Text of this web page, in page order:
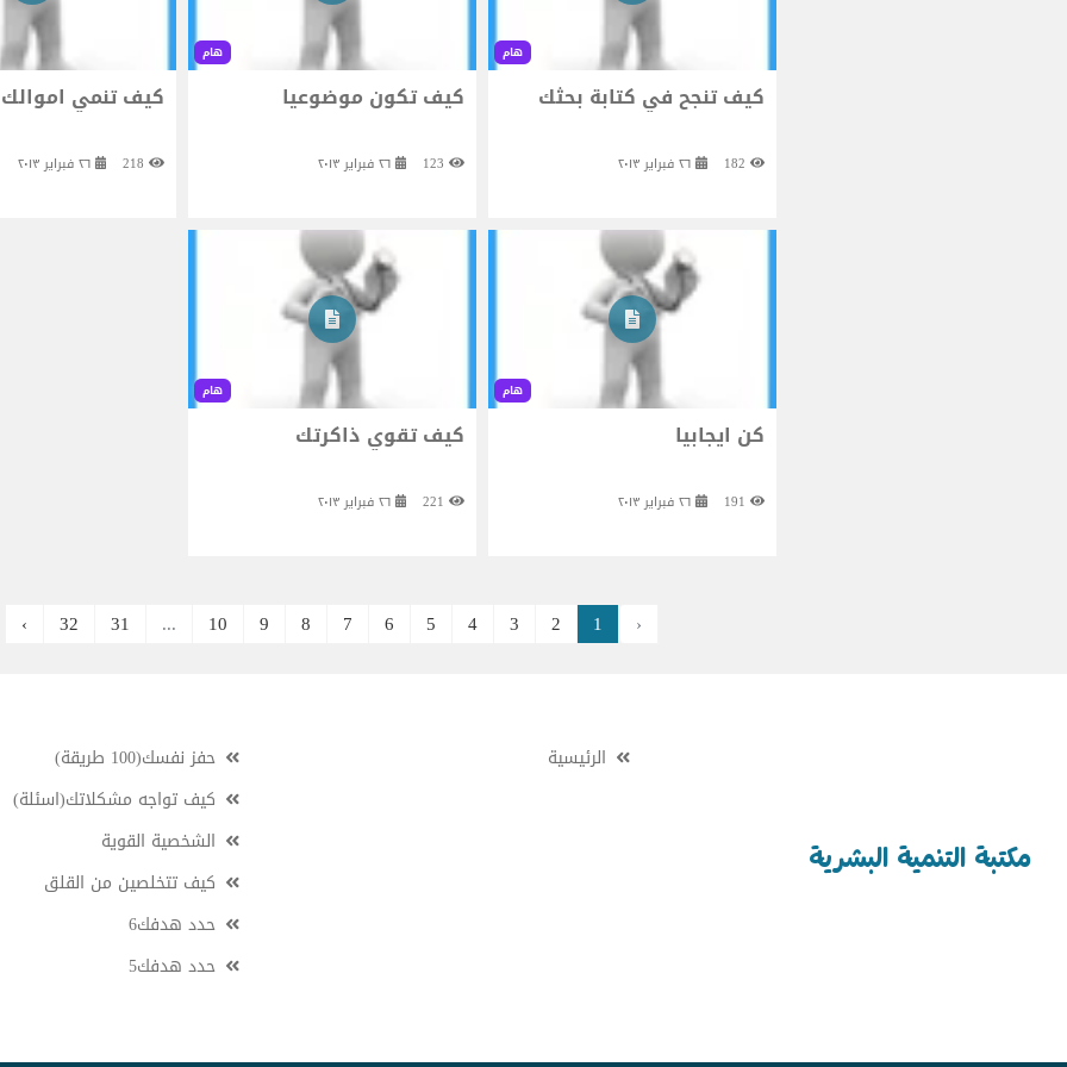
هام
كيف تنجح في كتابة بحثك
هام
كيف تكون موضوعيا
123 ٢٦ فبراير ٢٠١٣
كيف تنمي اموالك
218 ٢٦ فبراير ٢٠١٣
هام
كن ايجابيا
هام
كيف تقوي ذاكرتك
221 ٢٦ فبراير ٢٠١٣
‹
1
2
3
4
5
6
7
8
9
10
...
31
32
›
مكتبة التنمية البشرية
الرئيسية
حفز نفسك(100 طريقة)
كيف تواجه مشكلاتك(اسئلة)
الشخصية القوية
كيف تتخلصين من القلق
حدد هدفك6
حدد هدفك5